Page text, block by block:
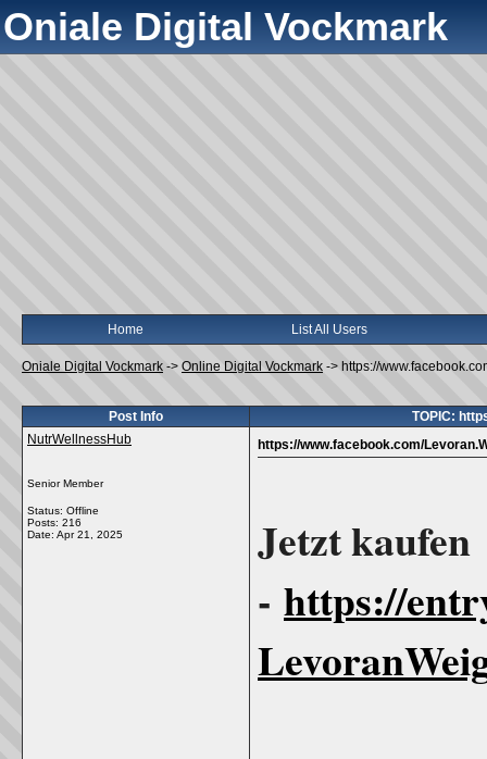
Oniale Digital Vockmark
Home List All Users
Oniale Digital Vockmark -> Online Digital Vockmark -> https://
Post Info
TOPIC:
NutrWellnessHub
Senior Member
Status: Offline
Posts: 216
Date: Apr 21, 2025
https://www.facebook.com/
Jetzt kaufen
- https://